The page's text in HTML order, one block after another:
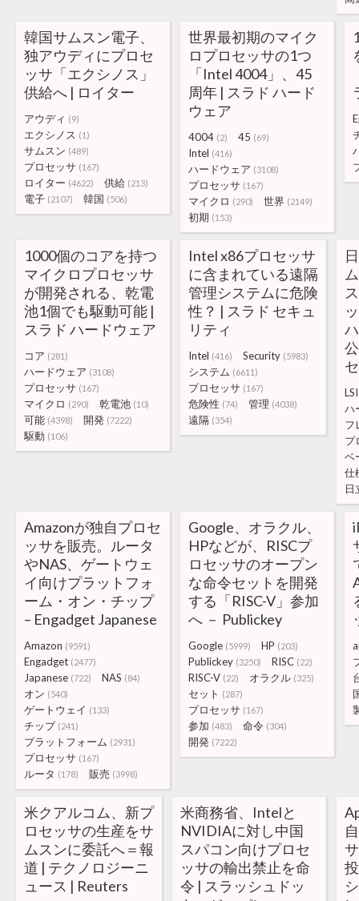
韓国サムスン電子、
独アウディにプロセ
ッサ「エクシノス」
供給へ | ロイター
アウディ (9)
エクシノス (1)
サムスン (489)
プロセッサ (167)
ロイター (4622) 供給 (213)
電子 (2107) 韓国 (506)
世界最初期のマイク
ロプロセッサの1つ
「Intel 4004」、45
周年 | スラド ハード
ウェア
4004 (2) 45 (69)
Intel (416)
ハードウェア (3108)
プロセッサ (167)
マイクロ (290) 世界 (2149)
初期 (153)
1000個のコアを持つ
マイクロプロセッサ
が開発される、乾電
池1個でも駆動可能 |
スラド ハードウェア
コア (281)
ハードウェア (3108)
プロセッサ (167)
マイクロ (290) 乾電池 (10)
可能 (4398) 開発 (7222)
駆動 (106)
Intel x86プロセッサ
に含まれている遠隔
管理システムに危険
性？ | スラド セキュ
リティ
Intel (416) Security (5983)
システム (6611)
プロセッサ (167)
危険性 (74) 管理 (4038)
遠隔 (354)
LSI
ハ
フ
プ
ベ
仕
日
Amazonが独自プロセ
ッサを販売。ルータ
やNAS、ゲートウェ
イ向けプラットフォ
ーム・オン・チップ
– Engadget Japanese
Amazon (9591)
Engadget (2477)
Japanese (722) NAS (84)
オン (540)
ゲートウェイ (133)
チップ (241)
プラットフォーム (2931)
プロセッサ (167)
ルータ (178) 販売 (3998)
Google、オラクル、
HPなどが、RISCプ
ロセッサのオープン
な命令セットを開発
する「RISC-V」参加
へ － Publickey
Google (5999) HP (203)
Publickey (3250) RISC (22)
RISC-V (22) オラクル (325)
セット (287)
プロセッサ (167)
参加 (483) 命令 (304)
開発 (7222)
米クアルコム、新プ
ロセッサの生産をサ
ムスンに委託へ＝報
道 | テクノロジーニ
ュース | Reuters
米商務省、Intelと
NVIDIAに対し中国
スパコン向けプロセ
ッサの輸出禁止を命
令 | スラッシュドッ